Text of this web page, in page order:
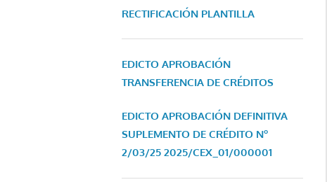
RECTIFICACIÓN PLANTILLA
EDICTO APROBACIÓN
TRANSFERENCIA DE CRÉDITOS
EDICTO APROBACIÓN DEFINITIVA
SUPLEMENTO DE CRÉDITO Nº
2/03/25 2025/CEX_01/000001